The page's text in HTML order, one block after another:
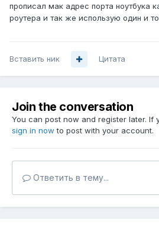
прописал мак адрес порта ноутбука
роутера и так же использую один и
Вставить ник Цитата
Join the conversation
You can post now and register later. If
sign in now to post with your account.
Ответить в тему...